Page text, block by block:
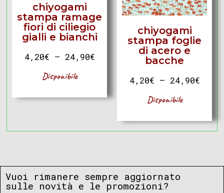
chiyogami
stampa ramage
fiori di ciliegio
gialli e bianchi
4,20€ – 24,90€
Disponibile
chiyogami
stampa foglie
di acero e
bacche
4,20€ – 24,90€
Disponibile
Vuoi rimanere sempre aggiornato
sulle novità e le promozioni?